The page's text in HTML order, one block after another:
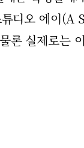
에는 학생들
디오 에이(A
론 실제로는